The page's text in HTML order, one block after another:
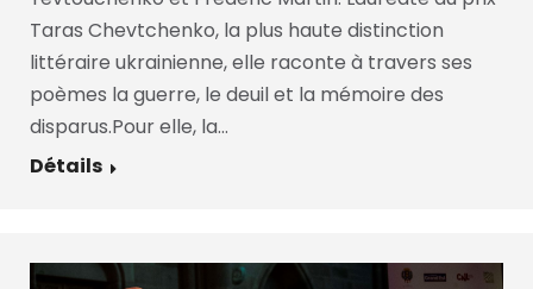
Taras Chevtchenko, la plus haute distinction
littéraire ukrainienne, elle raconte à travers ses
poèmes la guerre, le deuil et la mémoire des
disparus.Pour elle, la…
Détails